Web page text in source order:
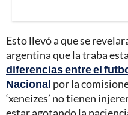
Esto llevó a que se
argentina que la traba
diferencias entre el
Nacional por la
‘xeneizes’ no tienen